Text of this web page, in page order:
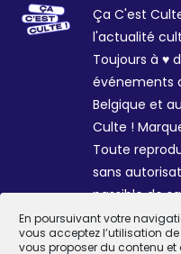
En poursuivant votre
vous acceptez l’utilisation
vous proposer du contenu et
Ça C'est
l'actualité
Toujours à ♥
événements
Belgique et
Culte !
Toute
sans
passible de
Sophie R. et